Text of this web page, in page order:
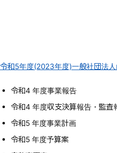
令和5年度(2023年度)一般社団法
令和4 年度事業報告
令和4 年度収支決算報告・監査
令和5 年度事業計画
令和5 年度予算案